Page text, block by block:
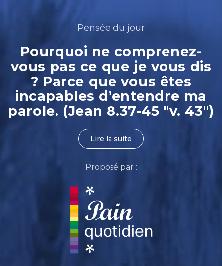
Pensée du jour
Pourquoi ne comprenez-
vous pas ce que je vous dis
? Parce que vous êtes
incapables d’entendre ma
parole. (Jean 8.37-45 "v. 43")
Lire la suite
Proposé par :